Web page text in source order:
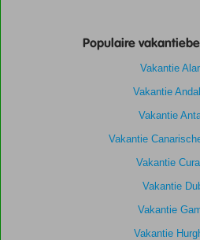
Populaire
Vakantie
Vakantie
Vakantie
Vakantie
Vakantie
Vakantie
Vakantie
Vakantie